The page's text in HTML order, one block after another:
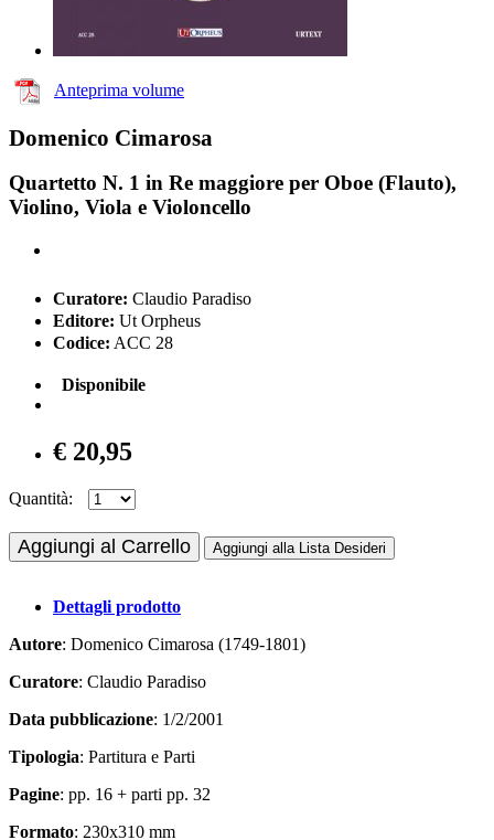
Anteprima volume
Domenico Cimarosa
Quartetto N. 1 in Re maggiore per Oboe (Flauto),
Violino, Viola e Violoncello
Curatore: Claudio Paradiso
Editore: Ut Orpheus
Codice: ACC 28
Disponibile
€ 20,95
Quantità:
Aggiungi al Carrello Aggiungi alla Lista Desideri
Dettagli prodotto
Autore: Domenico Cimarosa (1749-1801)
Curatore: Claudio Paradiso
Data pubblicazione: 1/2/2001
Tipologia: Partitura e Parti
Pagine: pp. 16 + parti pp. 32
Formato: 230x310 mm